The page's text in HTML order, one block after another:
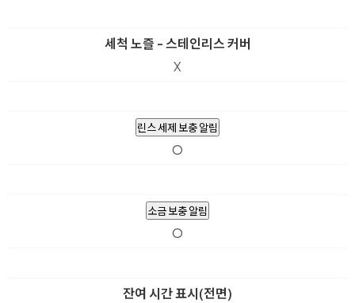
세척 노즐 - 스테인리스 커버
X
린스 세제 보충 알림
O
소금 보충 알림
O
잔여 시간 표시(전면)